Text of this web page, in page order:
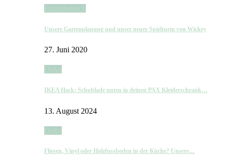
Unsere Gartenplanung und unser neuer Spielturm von Wickey
27. Juni 2020
IKEA Hack: Schublade unten in deinen PAX Kleiderschrank…
13. August 2024
Fliesen, Vinyl oder Holzfussboden in der Küche? Unsere…